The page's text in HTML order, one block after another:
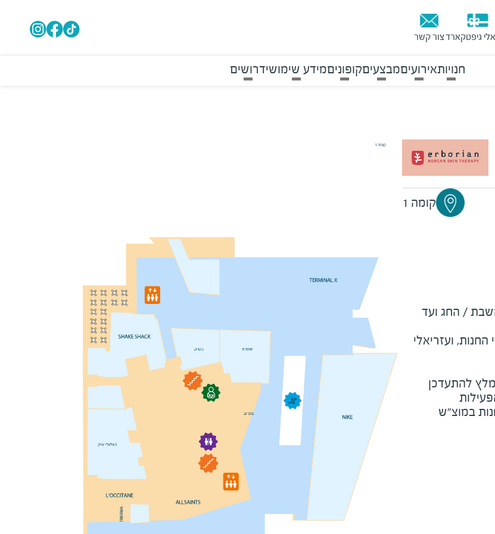
גיפטקארדצור קשר
חנויותאירועיםמבצעיםקופוניםמידע שימושידרושים
קומה 1
ועזריאלי
להתעדכן
במוצ"ש